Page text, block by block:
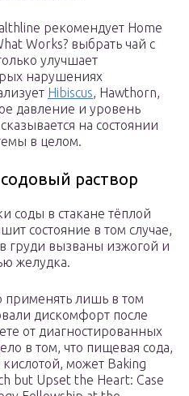
рекомендует Home
Works? выбрать чай с
улучшает
нарушениях
Hibiscus, Hawthorn,
давление и уровень
на состоянии
в целом.
раствор
соды в стакане тёплой
состояние в том случае,
груди вызваны изжогой и
желудка.
применять лишь в том
дискомфорт после
от диагностированных
в том, что пищевая сода,
может Baking
but Upset the Heart: Case